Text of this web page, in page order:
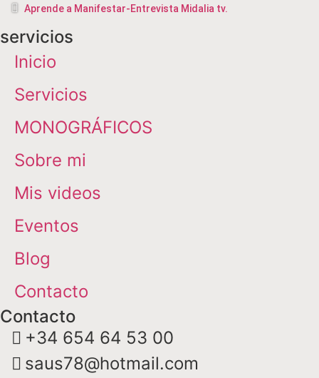
Aprende a Manifestar-Entrevista Midalia tv.
servicios
Inicio
Servicios
MONOGRÁFICOS
Sobre mi
Mis videos
Eventos
Blog
Contacto
Contacto
+34 654 64 53 00
saus78@hotmail.com